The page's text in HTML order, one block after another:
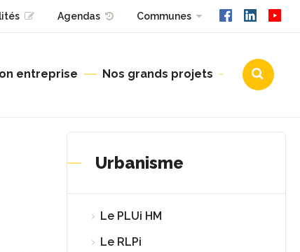
Agendas Communes
entreprise Nos grands projets
Urbanisme
Urbanisme
Le PLUi HM
Le RLPi